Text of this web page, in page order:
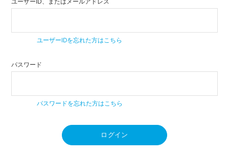
ユーザーIDを忘れた方はこちら
パスワード
パスワードを忘れた方はこちら
ログイン